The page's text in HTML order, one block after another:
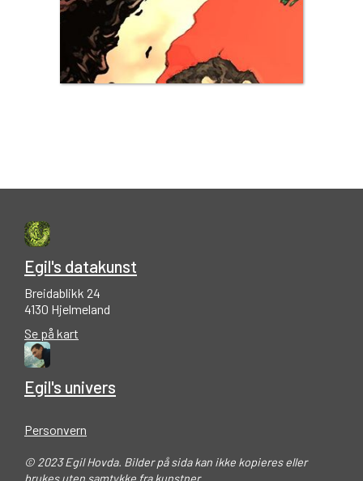
Egil's datakunst
Breidablikk 24
4130 Hjelmeland
Se på kart
Egil's univers
Personvern
© 2023 Egil Hovda. Bilder på sida kan ikke kopieres eller